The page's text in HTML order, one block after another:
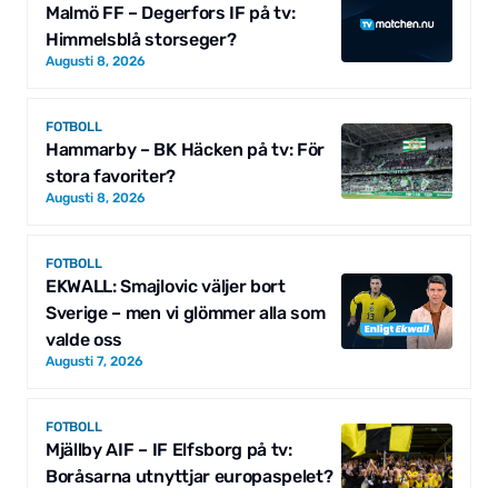
Malmö FF – Degerfors IF på tv:
Himmelsblå storseger?
Augusti 8, 2026
FOTBOLL
Hammarby – BK Häcken på tv: För
stora favoriter?
Augusti 8, 2026
FOTBOLL
EKWALL: Smajlovic väljer bort
Sverige – men vi glömmer alla som
valde oss
Augusti 7, 2026
FOTBOLL
Mjällby AIF – IF Elfsborg på tv:
Boråsarna utnyttjar europaspelet?